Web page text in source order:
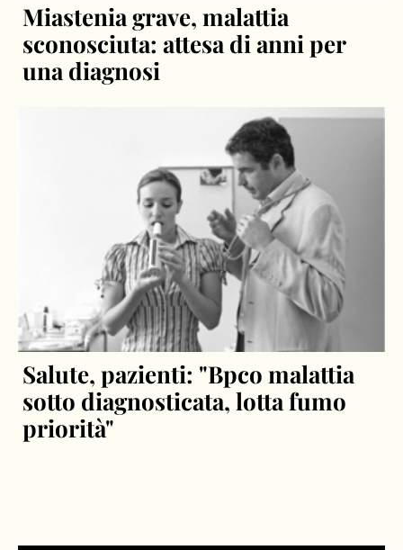
Miastenia grave, malattia
sconosciuta: attesa di anni per
una diagnosi
Salute, pazienti: "Bpco malattia
sotto diagnosticata, lotta fumo
priorità"